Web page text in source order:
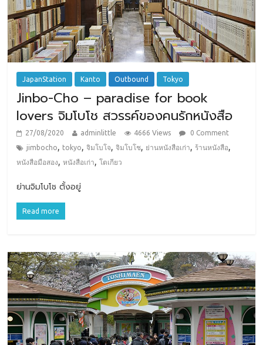
JapanStation Kanto Outbound Tokyo
Jinbo-Cho – paradise for book
lovers จิมโบโช สวรรค์ของคนรักหนังสือ
27/08/2020 adminlittle 4666 Views
0 Comment
jimbocho, tokyo,จิมโบโจ,จิมโบโช, ย่านหนังสือเก่า, ร้านหนังสือ,
หนังสือมือสอง,หนังสือเก่า,โตเกียว
ย่านจิมโบโช ตั้งอยู่
Read more